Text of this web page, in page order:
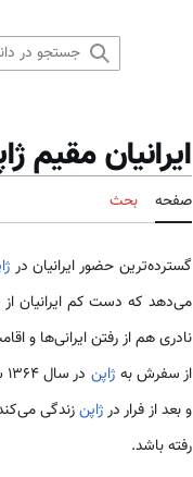
ایرانیان مقیم
صفحه بحث
گسترده‌ترین حضور ایرانیان در
می‌دهد که دست کم ایرانیان از
نادری هم از رفتن ایرانی‌ها و
از سفرش به ژاپن
و بعد از فرار درژاپنزندگی
رفته باشد.